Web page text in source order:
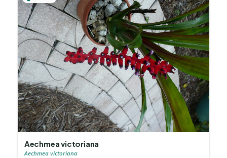
Aechmea victoriana
Aechmea victoriana